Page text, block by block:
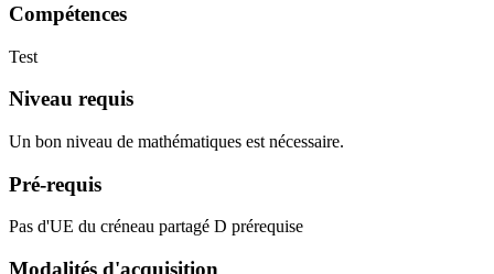
Compétences
Test
Niveau requis
Un bon niveau de mathématiques est nécessaire.
Pré-requis
Pas d'UE du créneau partagé D prérequise
Modalités d'acquisition